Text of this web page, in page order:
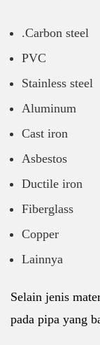
.Carbon steel
PVC
Stainless steel
Aluminum
Cast iron
Asbestos
Ductile iron
Fiberglass
Copper
Lainnya
Selain jenis
pada pipa yang